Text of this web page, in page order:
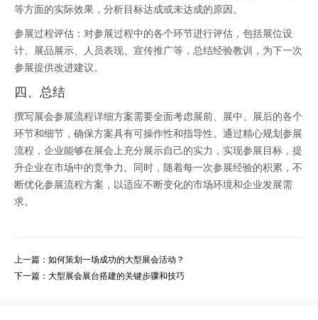
等方面的实际效果，分析目标达成或未达成的原因。
参展过程评估：对参展过程中的各个环节进行评估，包括展位设
计、展品展示、人员表现、宣传推广等，总结经验教训，为下一次
参展提供改进建议。
四、总结
撰写展会参展流程详细方案需要全面考虑展前、展中、展后的各个
环节和细节，确保方案具有可操作性和指导性。通过精心规划参展
流程，企业能够在展会上充分展示自己的实力，实现参展目标，提
升企业在市场中的竞争力。同时，随着每一次参展经验的积累，不
断优化参展流程方案，以适应不断变化的市场环境和企业发展需
求。
上一篇：如何策划一场成功的大型展会活动？
下一篇：大型展会展台搭建的关键步骤和技巧